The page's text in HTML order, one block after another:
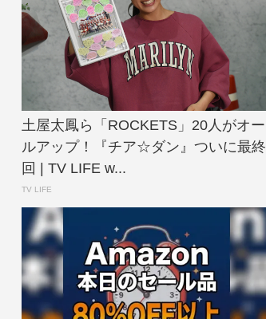
土屋太鳳ら「ROCKETS」20人がオー
ルアップ！『チア☆ダン』ついに最終
回 | TV LIFE w...
TV LIFE